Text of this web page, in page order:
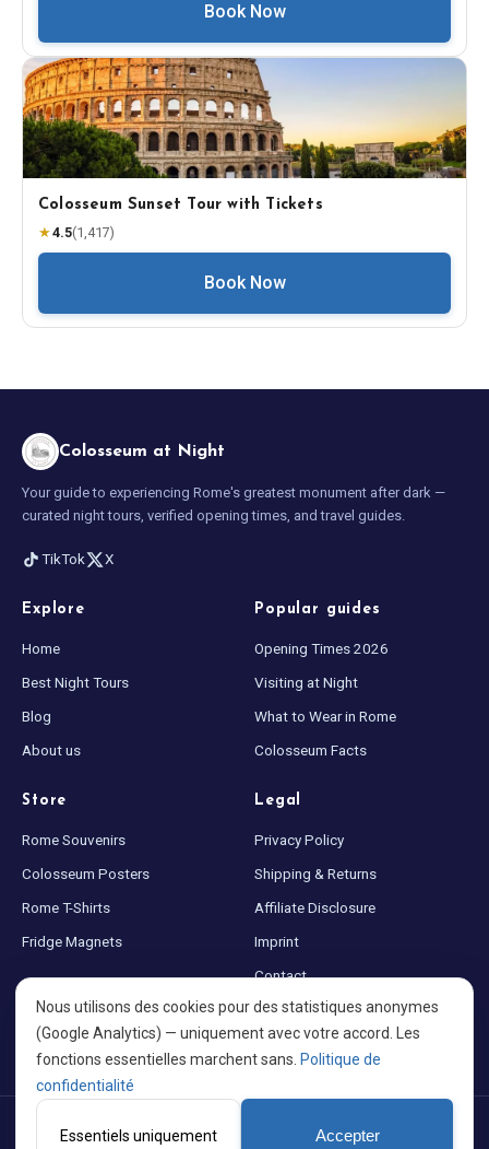
Book Now
Colosseum Sunset Tour with Tickets
★4.5(1,417)
Book Now
Colosseum at Night
Your guide to experiencing Rome's greatest monument after dark —
curated night tours, verified opening times, and travel guides.
TikTok X
Explore
Home
Best Night Tours
Blog
About us
Popular guides
Opening Times 2026
Visiting at Night
What to Wear in Rome
Colosseum Facts
Store
Rome Souvenirs
Colosseum Posters
Rome T-Shirts
Fridge Magnets
Legal
Privacy Policy
Shipping & Returns
Affiliate Disclosure
Imprint
Contact
Sitemap
Cookie settings
2026 Colosseum at Night · Made with ♥ for Rome · A project by
Nous utilisons des cookies pour des statistiques anonymes
(Google Analytics) — uniquement avec votre accord. Les
fonctions essentielles marchent sans. Politique de
confidentialité
Essentiels uniquement Accepter